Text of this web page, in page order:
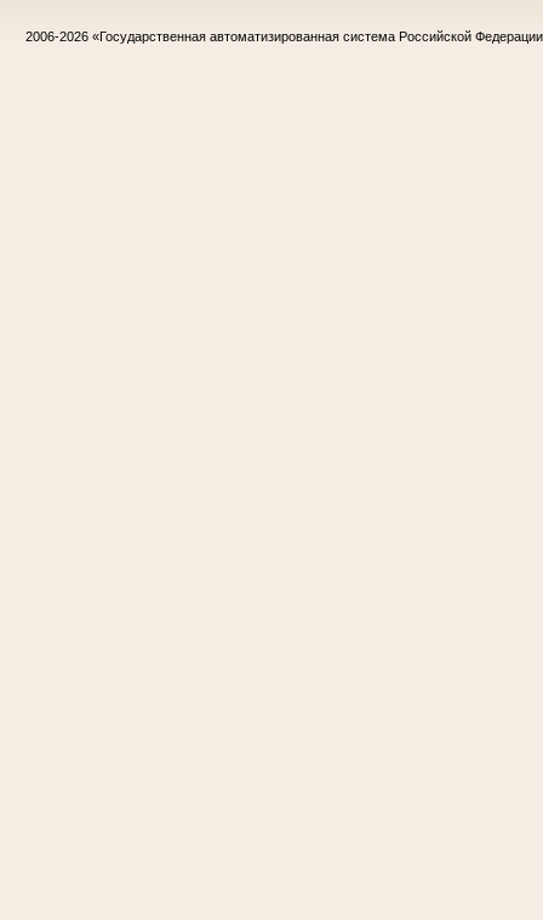
2006-2026 «Государственная автоматизированная система Российской